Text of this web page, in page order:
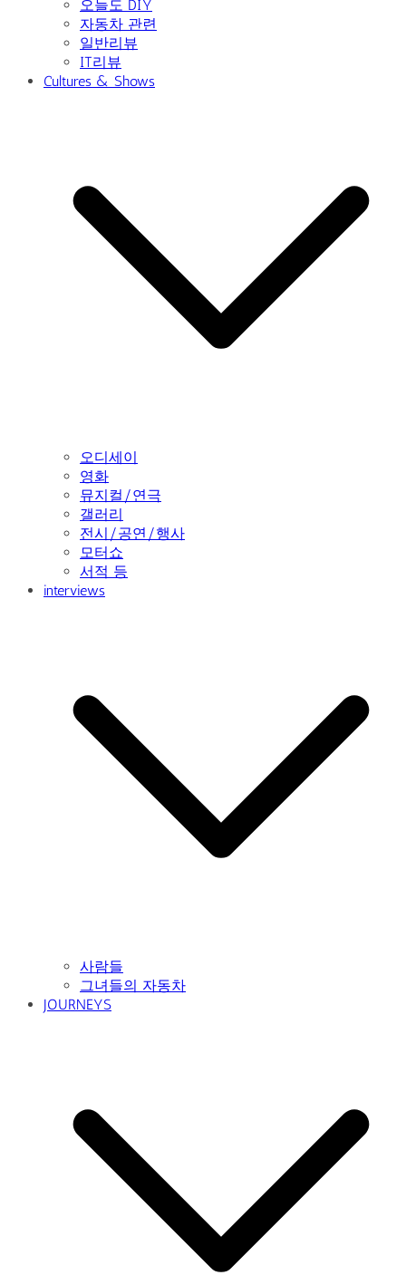
오늘도 DIY
자동차 관련
일반리뷰
IT리뷰
Cultures & Shows
오디세이
영화
뮤지컬/연극
갤러리
전시/공연/행사
모터쇼
서적 등
interviews
사람들
그녀들의 자동차
JOURNEYS